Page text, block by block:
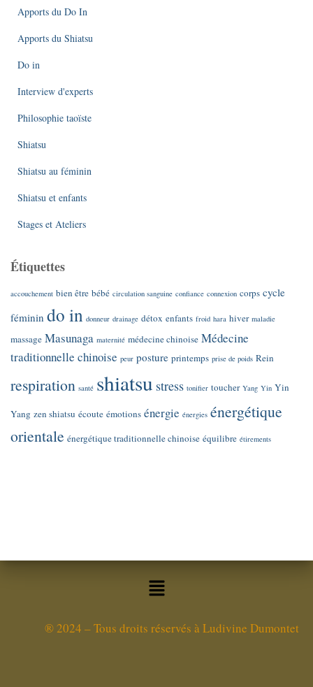
Apports du Do In
Apports du Shiatsu
Do in
Interview d'experts
Philosophie taoïste
Shiatsu
Shiatsu au féminin
Shiatsu et enfants
Stages et Ateliers
Étiquettes
accouchement bien être bébé circulation sanguine confiance connexion corps cycle
féminin do in donneur drainage détox enfants froid hara hiver maladie
massage Masunaga maternité médecine chinoise Médecine
traditionnelle chinoise peur posture printemps prise de poids Rein
respiration santé shiatsu stress tonifier toucher Yang Yin Yin
Yang zen shiatsu écoute émotions énergie énergies énergétique
orientale énergétique traditionnelle chinoise équilibre étirements
®2024 – Tous droits réservés à Ludivine Dumontet